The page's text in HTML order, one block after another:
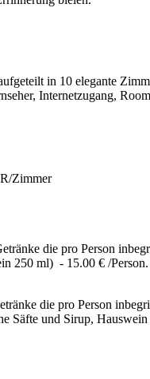
in 10 elegante
Internetzugang,
Zimmer
die pro Person
250 ml) - 15.00 € /Person.
die pro Person
Säfte und Sirup,